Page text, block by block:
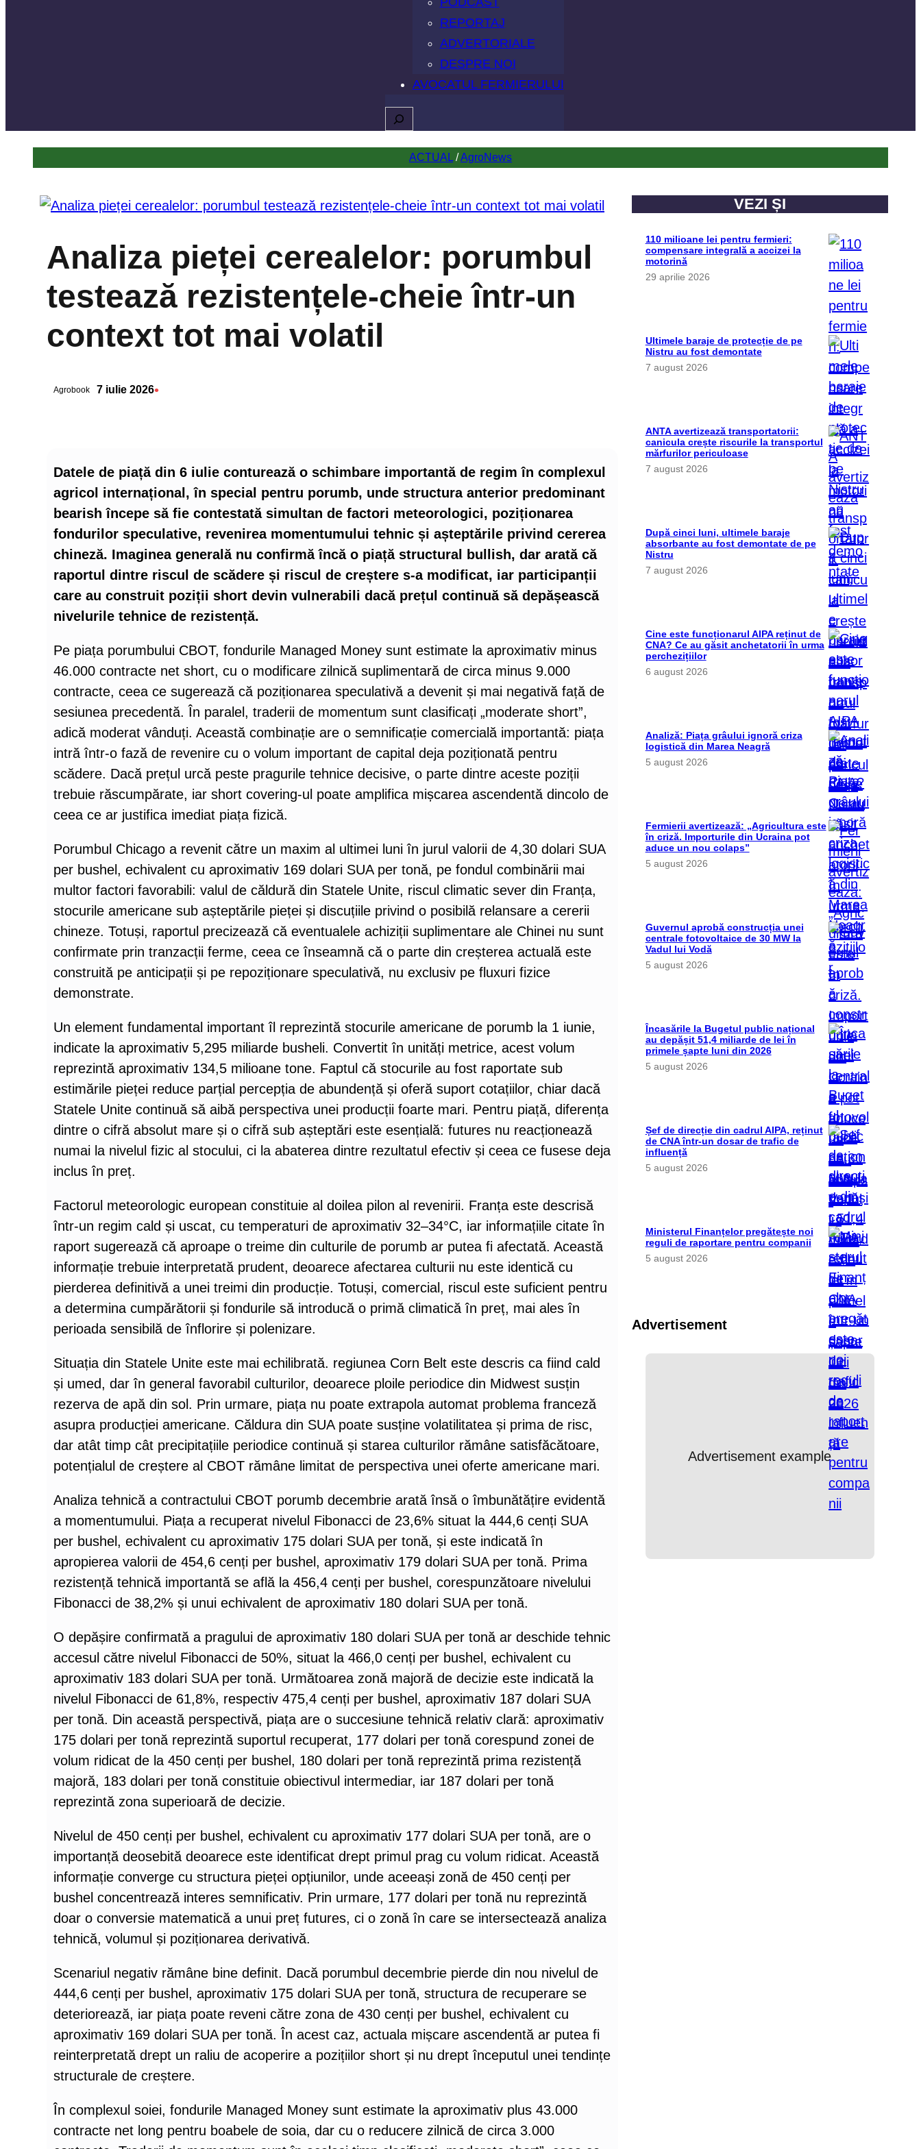
REPORTAJ
ADVERTORIALE
DESPRE NOI
AVOCATUL FERMIERULUI
Caută
ACTUAL / AgroNews
Analiza pieței cerealelor: porumbul
testează rezistențele-cheie într-un
context tot mai volatil
Agrobook 7 iulie 2026•
Datele de piață din 6 iulie conturează o schimbare importantă de regim în complexul
agricol internațional, în special pentru porumb, unde structura anterior predominant
bearish începe să fie contestată simultan de factori meteorologici, poziționarea
fondurilor speculative, revenirea momentumului tehnic și așteptările privind cererea
chineză. Imaginea generală nu confirmă încă o piață structural bullish, dar arată că
raportul dintre riscul de scădere și riscul de creștere s-a modificat, iar participanții
care au construit poziții short devin vulnerabili dacă prețul continuă să depășească
nivelurile tehnice de rezistență.
Pe piața porumbului CBOT, fondurile Managed Money sunt estimate la aproximativ minus
46.000 contracte net short, cu o modificare zilnică suplimentară de circa minus 9.000
contracte, ceea ce sugerează că poziționarea speculativă a devenit și mai negativă față de
sesiunea precedentă. În paralel, traderii de momentum sunt clasificați „moderate short”,
adică moderat vânduți. Această combinație are o semnificație comercială importantă: piața
intră într-o fază de revenire cu o volum important de capital deja poziționată pentru
scădere. Dacă prețul urcă peste pragurile tehnice decisive, o parte dintre aceste poziții
trebuie răscumpărate, iar short covering-ul poate amplifica mișcarea ascendentă dincolo de
ceea ce ar justifica imediat piața fizică.
Porumbul Chicago a revenit către un maxim al ultimei luni în jurul valorii de 4,30 dolari SUA
per bushel, echivalent cu aproximativ 169 dolari SUA per tonă, pe fondul combinării mai
multor factori favorabili: valul de căldură din Statele Unite, riscul climatic sever din Franța,
stocurile americane sub așteptările pieței și discuțiile privind o posibilă relansare a cererii
chineze. Totuși, raportul precizează că eventualele achiziții suplimentare ale Chinei nu sunt
confirmate prin tranzacții ferme, ceea ce înseamnă că o parte din creșterea actuală este
construită pe anticipații și pe repoziționare speculativă, nu exclusiv pe fluxuri fizice
demonstrate.
Un element fundamental important îl reprezintă stocurile americane de porumb la 1 iunie,
indicate la aproximativ 5,295 miliarde busheli. Convertit în unități metrice, acest volum
reprezintă aproximativ 134,5 milioane tone. Faptul că stocurile au fost raportate sub
estimările pieței reduce parțial percepția de abundență și oferă suport cotațiilor, chiar dacă
Statele Unite continuă să aibă perspectiva unei producții foarte mari. Pentru piață, diferența
dintre o cifră absolut mare și o cifră sub așteptări este esențială: futures nu reacționează
numai la nivelul fizic al stocului, ci la abaterea dintre rezultatul efectiv și ceea ce fusese deja
inclus în preț.
Factorul meteorologic european constituie al doilea pilon al revenirii. Franța este descrisă
într-un regim cald și uscat, cu temperaturi de aproximativ 32–34°C, iar informațiile citate în
raport sugerează că aproape o treime din culturile de porumb ar putea fi afectată. Această
informație trebuie interpretată prudent, deoarece afectarea culturii nu este identică cu
pierderea definitivă a unei treimi din producție. Totuși, comercial, riscul este suficient pentru
a determina cumpărătorii și fondurile să introducă o primă climatică în preț, mai ales în
perioada sensibilă de înflorire și polenizare.
Situația din Statele Unite este mai echilibrată. regiunea Corn Belt este descris ca fiind cald
și umed, dar în general favorabil culturilor, deoarece ploile periodice din Midwest susțin
rezerva de apă din sol. Prin urmare, piața nu poate extrapola automat problema franceză
asupra producției americane. Căldura din SUA poate susține volatilitatea și prima de risc,
dar atât timp cât precipitațiile periodice continuă și starea culturilor rămâne satisfăcătoare,
potențialul de creștere al CBOT rămâne limitat de perspectiva unei oferte americane mari.
Analiza tehnică a contractului CBOT porumb decembrie arată însă o îmbunătățire evidentă
a momentumului. Piața a recuperat nivelul Fibonacci de 23,6% situat la 444,6 cenți SUA
per bushel, echivalent cu aproximativ 175 dolari SUA per tonă, și este indicată în
apropierea valorii de 454,6 cenți per bushel, aproximativ 179 dolari SUA per tonă. Prima
rezistență tehnică importantă se află la 456,4 cenți per bushel, corespunzătoare nivelului
Fibonacci de 38,2% și unui echivalent de aproximativ 180 dolari SUA per tonă.
O depășire confirmată a pragului de aproximativ 180 dolari SUA per tonă ar deschide tehnic
accesul către nivelul Fibonacci de 50%, situat la 466,0 cenți per bushel, echivalent cu
aproximativ 183 dolari SUA per tonă. Următoarea zonă majoră de decizie este indicată la
nivelul Fibonacci de 61,8%, respectiv 475,4 cenți per bushel, aproximativ 187 dolari SUA
per tonă. Din această perspectivă, piața are o succesiune tehnică relativ clară: aproximativ
175 dolari per tonă reprezintă suportul recuperat, 177 dolari per tonă corespund zonei de
volum ridicat de la 450 cenți per bushel, 180 dolari per tonă reprezintă prima rezistență
majoră, 183 dolari per tonă constituie obiectivul intermediar, iar 187 dolari per tonă
reprezintă zona superioară de decizie.
Nivelul de 450 cenți per bushel, echivalent cu aproximativ 177 dolari SUA per tonă, are o
importanță deosebită deoarece este identificat drept primul prag cu volum ridicat. Această
informație converge cu structura pieței opțiunilor, unde aceeași zonă de 450 cenți per
bushel concentrează interes semnificativ. Prin urmare, 177 dolari per tonă nu reprezintă
doar o conversie matematică a unui preț futures, ci o zonă în care se intersectează analiza
tehnică, volumul și poziționarea derivativă.
Scenariul negativ rămâne bine definit. Dacă porumbul decembrie pierde din nou nivelul de
444,6 cenți per bushel, aproximativ 175 dolari SUA per tonă, structura de recuperare se
deteriorează, iar piața poate reveni către zona de 430 cenți per bushel, echivalent cu
aproximativ 169 dolari SUA per tonă. În acest caz, actuala mișcare ascendentă ar putea fi
reinterpretată drept un raliu de acoperire a pozițiilor short și nu drept începutul unei tendințe
structurale de creștere.
În complexul soiei, fondurile Managed Money sunt estimate la aproximativ plus 43.000
contracte net long pentru boabele de soia, dar cu o reducere zilnică de circa 3.000
VEZI ȘI
110 milioane lei pentru fermieri:
compensare integrală a accizei la
motorină
29 aprilie 2026
Ultimele baraje de protecție de pe
Nistru au fost demontate
7 august 2026
ANTA avertizează transportatorii:
canicula crește riscurile la transportul
mărfurilor periculoase
7 august 2026
După cinci luni, ultimele baraje
absorbante au fost demontate de pe
Nistru
7 august 2026
Cine este funcționarul AIPA reținut de
CNA? Ce au găsit anchetatorii în urma
perchezițiilor
6 august 2026
Analiză: Piața grâului ignoră criza
logistică din Marea Neagră
5 august 2026
Fermierii avertizează: „Agricultura este
în criză. Importurile din Ucraina pot
aduce un nou colaps”
5 august 2026
Guvernul aprobă construcția unei
centrale fotovoltaice de 30 MW la
Vadul lui Vodă
5 august 2026
Încasările la Bugetul public național
au depășit 51,4 miliarde de lei în
primele șapte luni din 2026
5 august 2026
Șef de direcție din cadrul AIPA, reținut
de CNA într-un dosar de trafic de
influență
5 august 2026
Ministerul Finanțelor pregătește noi
reguli de raportare pentru companii
5 august 2026
Advertisement
Advertisement example